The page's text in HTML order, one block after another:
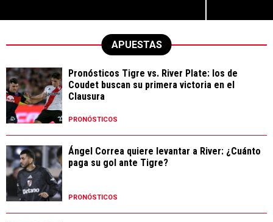
APUESTAS
Pronósticos Tigre vs. River Plate: los de
Coudet buscan su primera victoria en el
Clausura
PRONÓSTICOS
Ángel Correa quiere levantar a River: ¿Cuánto
paga su gol ante Tigre?
PRONÓSTICOS